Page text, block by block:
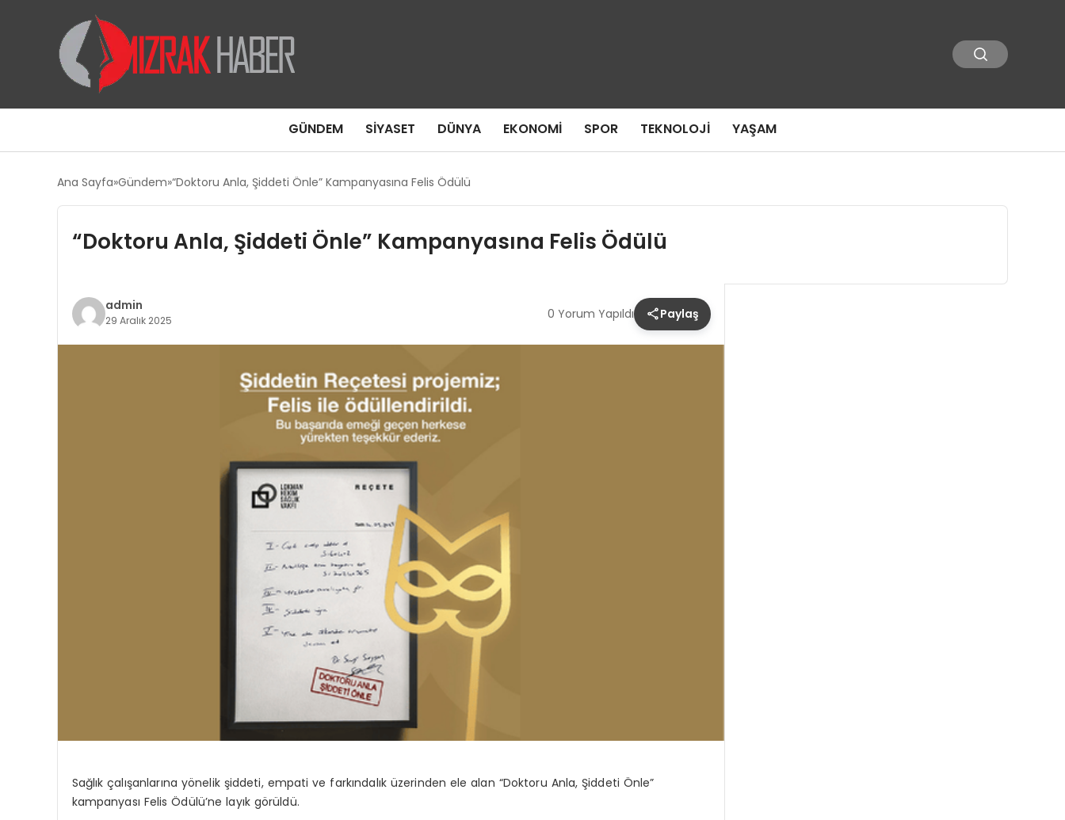
GÜNDEM SIYASET DÜNYA EKONOMI SPOR TEKNOLOJI YAŞAM
Ana Sayfa Gündem “Doktoru Anla, Şiddeti Önle” Kampanyasına Felis Ödülü
“Doktoru Anla, Şiddeti Önle” Kampanyasına Felis Ödülü
admin
29 Aralık 2025 0 Yorum Yapıldı Paylaş
Sağlık çalışanlarına yönelik şiddeti, empati ve farkındalık üzerinden ele alan “Doktoru Anla, Şiddeti Önle”
kampanyası Felis Ödülü’ne layık görüldü.